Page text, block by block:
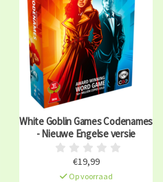
White Goblin Games Codenames
- Nieuwe Engelse versie
€19,99
Op voorraad